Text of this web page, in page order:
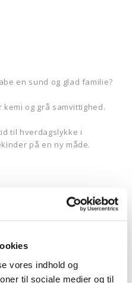
vores indhold og
til sociale medier og til
en sund og glad familie?
og grå samvittighed.
til hverdagslykke i
på en ny måde.